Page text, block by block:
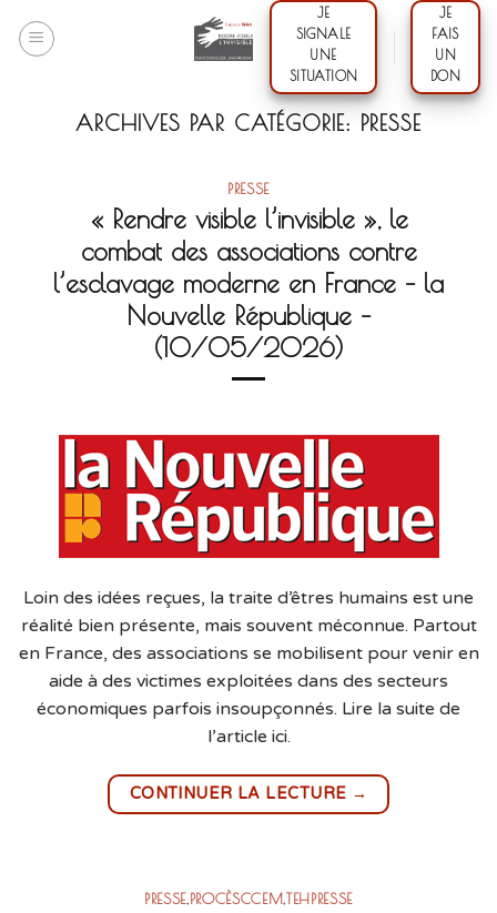
JE
SIGNALE
UNE
SITUATION
JE
FAIS
UN
DON
ARCHIVES PAR CATÉGORIE: PRESSE
PRESSE
« Rendre visible l’invisible », le
combat des associations contre
l’esclavage moderne en France – la
Nouvelle République –
(10/05/2026)
Loin des idées reçues, la traite d’êtres humains est une
réalité bien présente, mais souvent méconnue. Partout
en France, des associations se mobilisent pour venir en
aide à des victimes exploitées dans des secteurs
économiques parfois insoupçonnés. Lire la suite de
l’article ici.
CONTINUER LA LECTURE →
PRESSE,PROCÈSCCEM,TEHPRESSE